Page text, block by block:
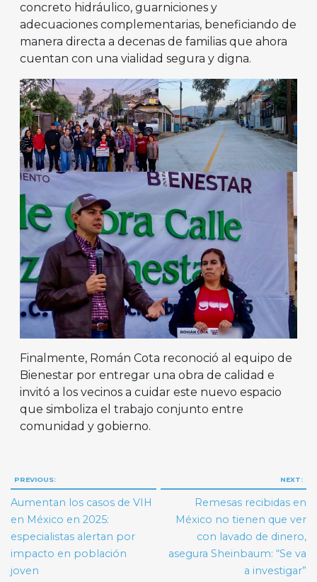
concreto hidráulico, guarniciones y
adecuaciones complementarias, beneficiando de
manera directa a decenas de familias que ahora
cuentan con una vialidad segura y digna.
Finalmente, Román Cota reconoció al equipo de
Bienestar por entregar una obra de calidad e
invitó a los vecinos a cuidar este nuevo espacio
que simboliza el trabajo conjunto entre
comunidad y gobierno.
Navegación
de
entradas
PREVIOUS:
Aumentan los casos de VIH
en México en 2025:
especialistas alertan por
impacto en población
joven
NEXT:
Remesas recibidas en
México no tienen que ver
con lavado de dinero,
asegura Sheinbaum: “Se va
a investigar”